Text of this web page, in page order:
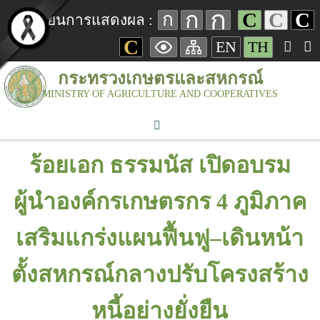
เปลี่ยนการแสดงผล : ก ก ก C C C
C
EN TH
กระทรวงเกษตรและสหกรณ์
MINISTRY OF AGRICULTURE AND COOPERATIVES
ร้อยเอก ธรรมนัส เปิดอบรม
ผู้นำองค์กรเกษตรกร 4 ภูมิภาค
เสริมแกร่งแผนฟื้นฟู–เดินหน้า
ตั้งสหกรณ์กลางปรับโครงสร้าง
หนี้อย่างยั่งยืน